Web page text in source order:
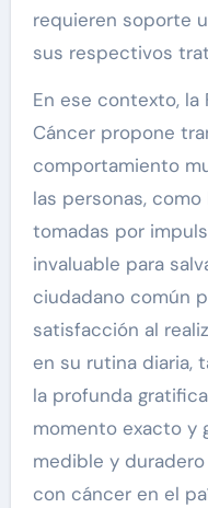
requieren soporte
sus respectivos
En ese contexto, la
Cáncer propone
comportamiento
las personas,
tomadas por
invaluable para
ciudadano común
satisfacción al
en su rutina diaria,
la profunda
momento exacto y
medible y
con cáncer en el